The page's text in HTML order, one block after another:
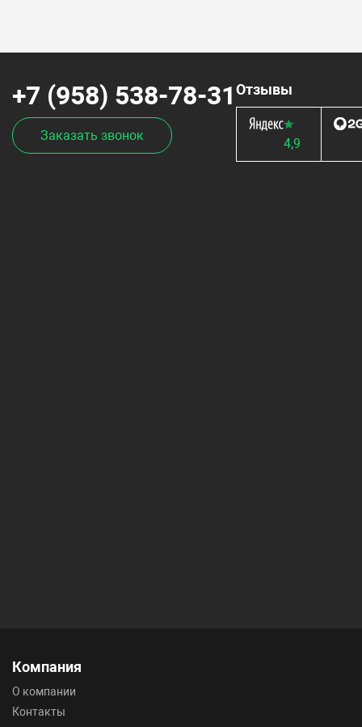
+7 (958) 538-78-31
Заказать звонок
Отзывы
4,9
Компания
О компании
Контакты